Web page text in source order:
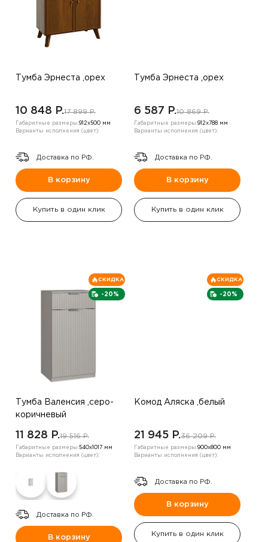
Тумба Эрнеста ,орех
10 848 P.17 899 P.
Габаритные размеры:912х500 мм
Варианты исполнения (цвет):
Доставка по РФ.
В корзину
Купить в один клик
Тумба Эрнеста ,орех
6 587 P.10 869 P.
Габаритные размеры:912х788 мм
Варианты исполнения (цвет):
Доставка по РФ.
В корзину
Купить в один клик
-20%
СКИДКА
Тумба Валенсия ,серо-
коричневый
11 828 P.19 516 P.
Габаритные размеры:540х1017 мм
Варианты исполнения (цвет):
Доставка по РФ.
В корзину
-20%
СКИДКА
Комод Аляска ,белый
21 945 P.36 209 P.
Габаритные размеры:900х800 мм
Варианты исполнения (цвет):
Доставка по РФ.
В корзину
Купить в один клик